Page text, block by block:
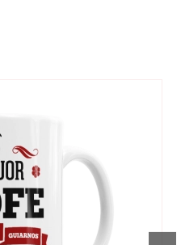
cestas para bebés y tartas
originales